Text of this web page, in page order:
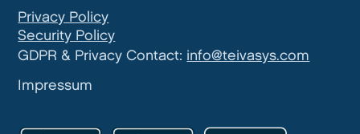
Privacy Policy
Security Policy
GDPR & Privacy Contact: info@teivasys.com
Impressum